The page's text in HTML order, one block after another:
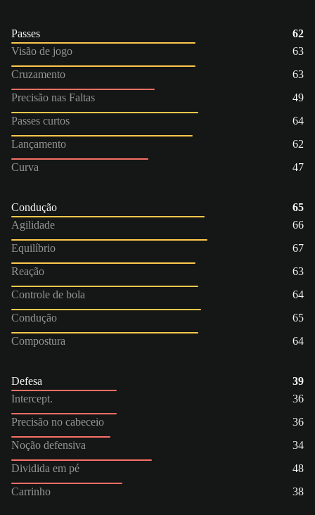
Passes
62
Visão de jogo
63
Cruzamento
63
Precisão nas Faltas
49
Passes curtos
64
Lançamento
62
Curva
47
Condução
65
Agilidade
66
Equilíbrio
67
Reação
63
Controle de bola
64
Condução
65
Compostura
64
Defesa
39
Intercept.
36
Precisão no cabeceio
36
Noção defensiva
34
Dividida em pé
48
Carrinho
38